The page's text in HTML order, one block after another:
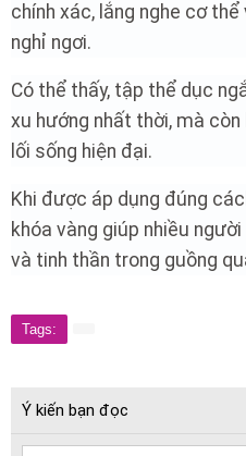
chính xác, lắng nghe cơ
nghỉ ngơi.
Có thể thấy, tập thể dục
xu hướng nhất thời, mà
lối sống hiện đại.
Khi được áp dụng đúng
khóa vàng giúp nhiều
và tinh thần trong guồng
Tags:
Ý kiến bạn đọc